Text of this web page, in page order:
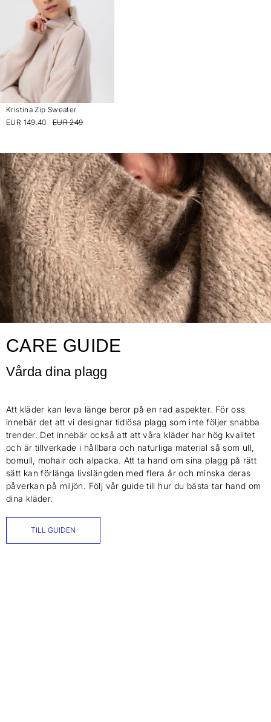
Kristina Zip Sweater
EUR 149.40
EUR 249
CARE GUIDE
Vårda dina plagg
Att kläder kan leva länge beror på en rad aspekter. För oss
innebär det att vi designar tidlösa plagg som inte följer snabba
trender. Det innebär också att att våra kläder har hög kvalitet
och är tillverkade i hållbara och naturliga material så som ull,
bomull, mohair och alpacka. Att ta hand om sina plagg på rätt
sätt kan förlänga livslängden med flera år och minska deras
påverkan på miljön. Följ vår guide till hur du bästa tar hand om
dina kläder.
TILL GUIDEN